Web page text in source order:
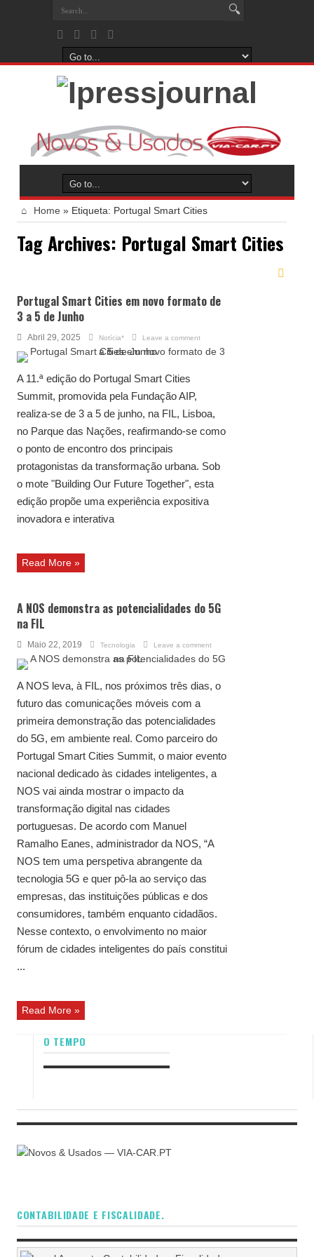
Home » Etiqueta: Portugal Smart Cities
Tag Archives: Portugal Smart Cities
Portugal Smart Cities em novo formato de
3 a 5 de Junho
Abril 29, 2025 Notícia* Leave a comment
A 11.ª edição do Portugal Smart Cities
Summit, promovida pela Fundação AIP,
realiza-se de 3 a 5 de junho, na FIL, Lisboa,
no Parque das Nações, reafirmando-se como
o ponto de encontro dos principais
protagonistas da transformação urbana. Sob
o mote "Building Our Future Together", esta
edição propõe uma experiência expositiva
inovadora e interativa
Read More »
A NOS demonstra as potencialidades do 5G
na FIL
Maio 22, 2019 Tecnologia Leave a comment
A NOS leva, à FIL, nos próximos três dias, o
futuro das comunicações móveis com a
primeira demonstração das potencialidades
do 5G, em ambiente real. Como parceiro do
Portugal Smart Cities Summit, o maior evento
nacional dedicado às cidades inteligentes, a
NOS vai ainda mostrar o impacto da
transformação digital nas cidades
portuguesas. De acordo com Manuel
Ramalho Eanes, administrador da NOS, “A
NOS tem uma perspetiva abrangente da
tecnologia 5G e quer pô-la ao serviço das
empresas, das instituições públicas e dos
consumidores, também enquanto cidadãos.
Nesse contexto, o envolvimento no maior
fórum de cidades inteligentes do país constitui
...
Read More »
O TEMPO
CONTABILIDADE E FISCALIDADE.